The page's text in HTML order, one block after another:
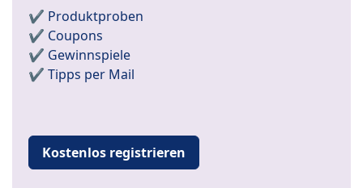
✔️ Produktproben
✔️ Coupons
✔️ Gewinnspiele
✔️ Tipps per Mail
Kostenlos registrieren